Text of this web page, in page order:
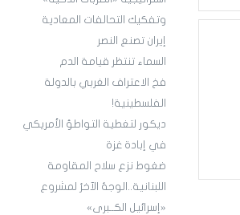
وتفكيك التحالفات المعادية
إيران تصنع النصر
السماء تنتظر قيامة الدم
فخ الاعتراف الغربي بالدولة
الفلسطينية!
ديكور لتغطية التواطؤ الأمريكي
في إبادة غزة
ضغوط نزع سلاح المقاومة
اللبنانية..الوجهُ الآخرُ لمشروع
«إسرائيل الكــبرى»